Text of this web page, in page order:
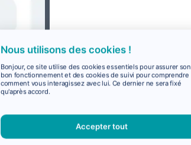
Nous utilisons des cookies !
Bonjour, ce site utilise des cookies essentiels pour assurer son
bon fonctionnement et des cookies de suivi pour comprendre
comment vous interagissez avec lui. Ce dernier ne sera fixé
qu'après accord.
Accepter tout